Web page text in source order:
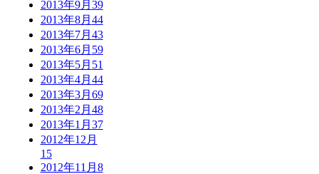
2013年9月 39
2013年8月 44
2013年7月 43
2013年6月 59
2013年5月 51
2013年4月 44
2013年3月 69
2013年2月 48
2013年1月 37
2012年12月
15
2012年11月 8